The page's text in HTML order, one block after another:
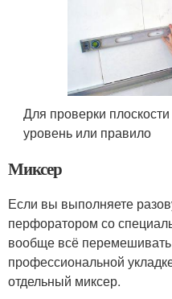
Для проверки
уровень или правило
Миксер
Если вы выполняете
перфоратором со
вообще всё
профессиональной
отдельный миксер.